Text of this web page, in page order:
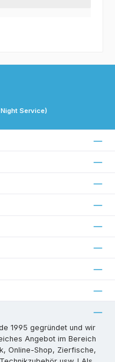
Service)
1995 gegründet und wir
Angebot im Bereich
Online-Shop, Zierfische,